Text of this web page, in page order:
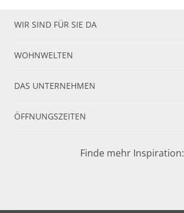
WIR SIND FÜR SIE DA
WOHNWELTEN
DAS UNTERNEHMEN
ÖFFNUNGSZEITEN
Finde mehr Inspiration: